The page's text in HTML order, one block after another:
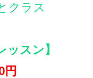
クラス
ッスン】
円